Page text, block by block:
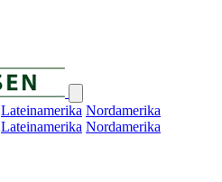
Lateinamerika Nordamerika
Lateinamerika Nordamerika